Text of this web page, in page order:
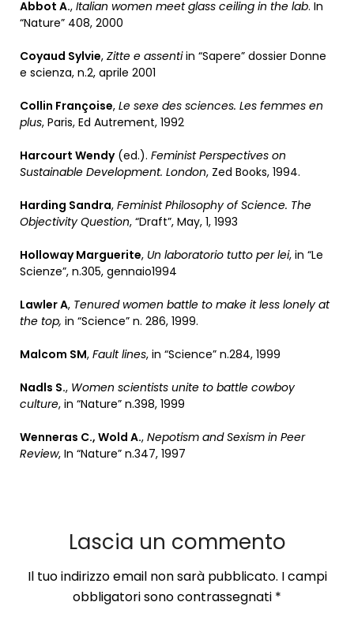
Abbot A., Italian women meet glass ceiling in the lab. In
“Nature” 408, 2000
Coyaud Sylvie, Zitte e assentiin “Sapere” dossier Donne
e scienza, n.2, aprile 2001
Collin Françoise, Le sexe des sciences. Les femmes en
plus, Paris, Ed Autrement, 1992
Harcourt Wendy(ed.). Feminist Perspectives on
Sustainable Development. London, Zed Books, 1994.
Harding Sandra, Feminist Philosophy of Science. The
Objectivity Question, “Draft”, May, 1, 1993
Holloway Marguerite, Un laboratorio tutto per lei, in “Le
Scienze”, n.305, gennaio1994
Lawler A, Tenured women battle to make it less lonely at
the top, in “Science” n. 286, 1999.
Malcom SM, Fault lines, in “Science” n.284, 1999
Nadls S., Women scientists unite to battle cowboy
culture, in “Nature” n.398, 1999
Wenneras C., Wold A., Nepotism and Sexism in Peer
Review, In “Nature” n.347, 1997
Lascia un commento
Il tuo indirizzo email non sarà pubblicato. I campi
obbligatori sono contrassegnati *